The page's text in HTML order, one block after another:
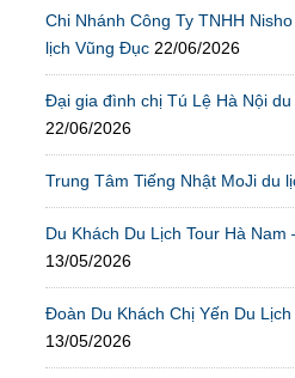
Chi Nhánh Công Ty TNHH
lịch Vũng Đục 22/06/2026
Đại gia đình chị Tú Lệ Hà Nội du
22/06/2026
Trung Tâm Tiếng Nhật MoJi du
Du Khách Du Lịch Tour Hà Nam
13/05/2026
Đoàn Du Khách Chị Yến Du
13/05/2026